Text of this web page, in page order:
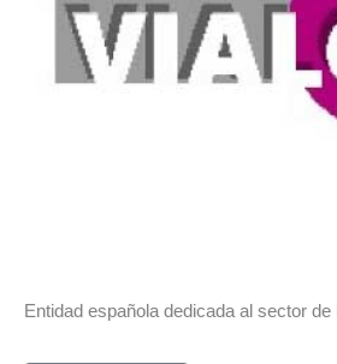
Entidad española dedicada al sector